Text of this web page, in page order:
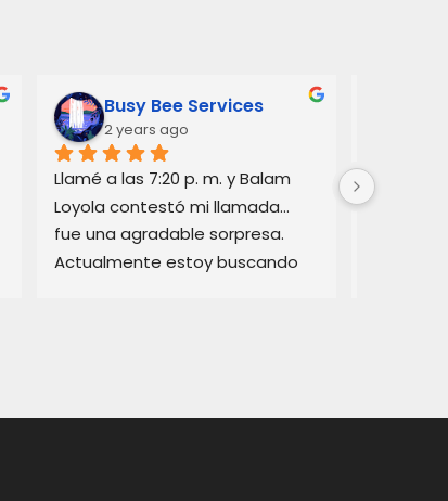
Busy Bee Services
2 years ago
Llamé a las 7:20 p. m. y Balam
Loyola contestó mi llamada…
fue una agradable sorpresa.
Actualmente estoy buscando
Balam
consejos